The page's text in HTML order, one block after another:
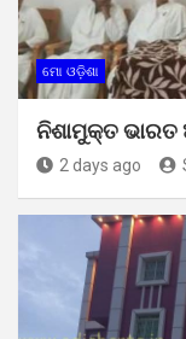
ମୋ ଓଡ଼ିଶା
ନିଶାମୁକ୍ତ ଭାରତ
2 days ago